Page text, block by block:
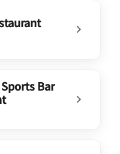
Bar
& Restaurant